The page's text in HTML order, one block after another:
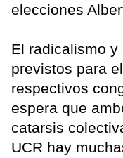
elecciones
El radicalismo
previstos para
respectivos
espera que
catarsis
UCR hay